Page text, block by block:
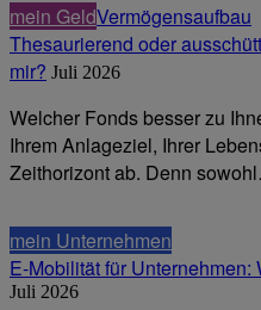
mein GeldVermögensaufbau
Thesaurierend oder
mir? Juli 2026
Welcher Fonds besser zu
Ihrem Anlageziel, Ihrer
Zeithorizont ab. Denn
mein Unternehmen
E-Mobilität für
Juli 2026